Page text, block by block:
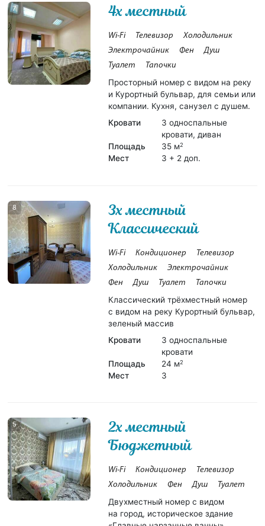
7 4х местный
Wi-Fi Телевизор
Холодильник
Электрочайник
Фен
Душ
Туалет
Тапочки
Просторный номер с видом на реку
и Курортный бульвар, для семьи или
компании. Кухня, санузел с душем.
Кровати
3 односпальные
кровати, диван
Площадь
35 м2
Мест 3 + 2 доп.
8
3х местный
Классический
Wi-Fi Кондиционер
Телевизор
Холодильник
Электрочайник
Фен
Душ Туалет Тапочки
Классический трёхместный номер
с видом на реку Курортный бульвар,
зеленый массив
Кровати
3 односпальные
кровати
Площадь
24 м2
Мест 3
5
2х местный
Бюджетный
Wi-Fi Кондиционер
Телевизор
Холодильник
Фен Душ Туалет
Двухместный номер с видом
на город, историческое здание